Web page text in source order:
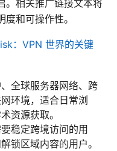
。相关推广链接文本将
和可操作性。
：VPN 世界的关键
全球服务器网络、跨
环境，适合日常浏
资源获取。
稳定跨境访问的用
锁区域内容的用户。